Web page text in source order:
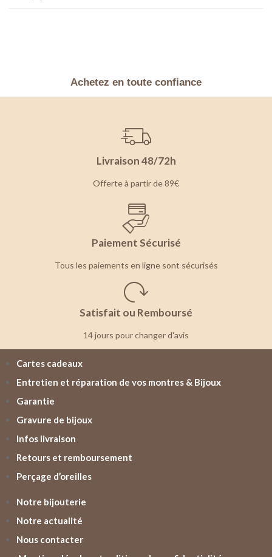
Achetez en toute confiance
Livraison 48/72h
Offerte à partir de 89€
Paiement Sécurisé
Tous les paiements en ligne sont sécurisés
Satisfait ou Remboursé
14 jours pour changer d'avis
Cartes cadeaux
Entretien et réparation de vos montres & Bijoux
Garantie
Gravure de bijoux
Infos livraison
Retours et remboursement
Perçage d’oreilles
Notre bijouterie
Notre actualité
Nous contacter